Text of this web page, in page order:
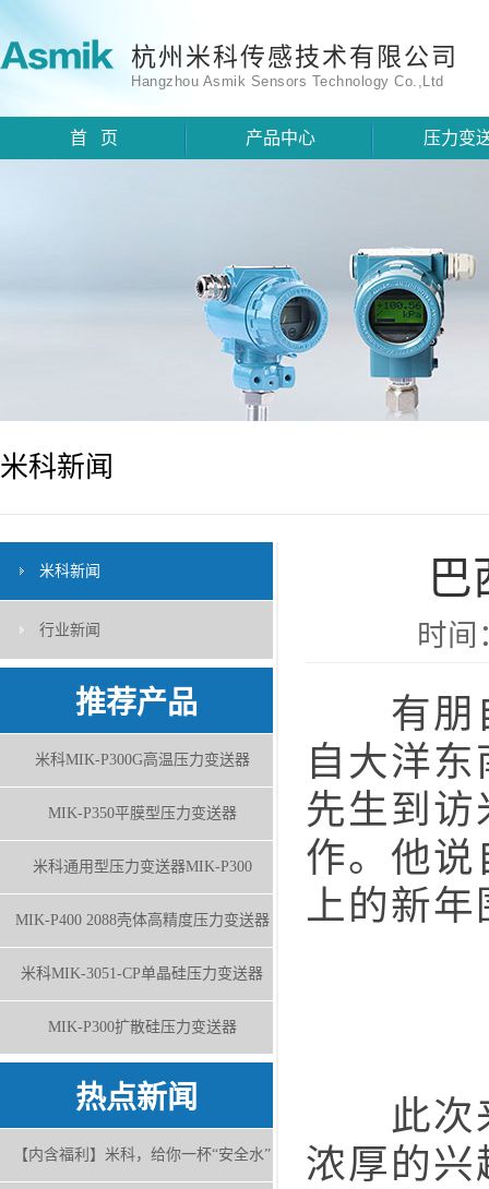
杭州米科传感技术有限公司
Hangzhou Asmik Sensors Technology Co.,Ltd
首 页 产品中心 压力变
米科新闻
米科新闻
行业新闻
推荐产品
米科MIK-P300G高温压力变送器
MIK-P350平膜型压力变送器
米科通用型压力变送器MIK-P300
MIK-P400 2088壳体高精度压力变送器
米科MIK-3051-CP单晶硅压力变送器
MIK-P300扩散硅压力变送器
热点新闻
【内含福利】米科，给你一杯“安全水”
巴
时间
有朋自
自大洋
先生到
作。他说
上的新
此次来
浓厚的兴